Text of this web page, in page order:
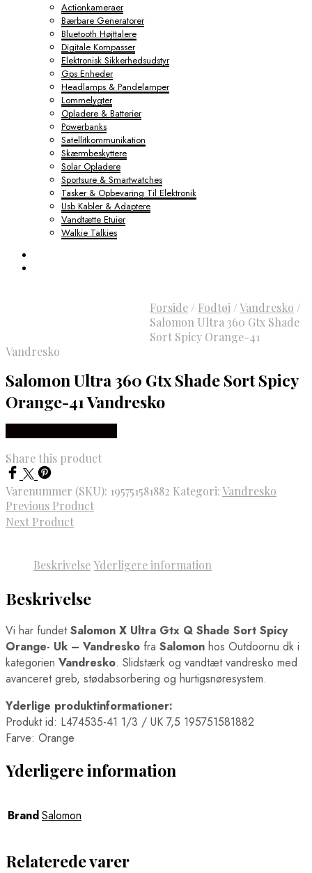
Actionkameraer
Bærbare Generatorer
Bluetooth Højttalere
Digitale Kompasser
Elektronisk Sikkerhedsudstyr
Gps Enheder
Headlamps & Pandelamper
Lommelygter
Opladere & Batterier
Powerbanks
Satellitkommunikation
Skærmbeskyttere
Solar Opladere
Sportsure & Smartwatches
Tasker & Opbevaring Til Elektronik
Usb Kabler & Adaptere
Vandtætte Etuier
Walkie Talkies
Forside / Fodtøj / Vandresko /
Salomon Ultra 360 Gtx Shade
Sort Spicy Orange-41
Vandresko
Salomon Ultra 360 Gtx Shade Sort Spicy
Orange-41 Vandresko
Share this product
Varenummer (SKU): 195751581882 Kategori:Vandresko
Previous Product
Next Product
Beskrivelse Yderligere information
Beskrivelse
Vi har fundetSalomon X Ultra Gtx Q Shade Sort Spicy
Orange- Uk – Vandresko fra Salomon hos Outdoornu.dk i
kategorien Vandresko. Slidstærk og vandtæt vandresko med
avanceret greb, stødabsorbering og hurtigsnøresystem.
Yderlige produktinformationer:
Produkt id: L474535-41 1/3 / UK 7,5 195751581882
Farve: Orange
Yderligere information
BrandSalomon
Relaterede varer